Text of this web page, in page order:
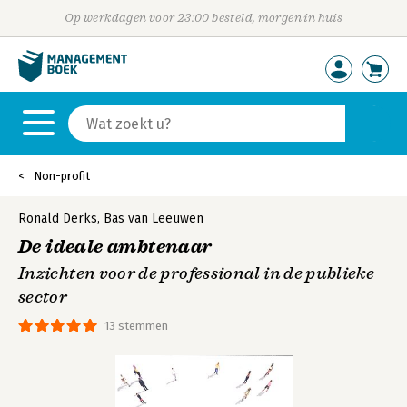
Op werkdagen voor 23:00 besteld, morgen in huis
Non-profit
13 stemmen
Ronald Derks, Bas van Leeuwen
De ideale ambtenaar
Inzichten voor de professional in de publieke
sector